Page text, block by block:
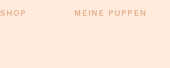
SHOP MEINE PUPPEN